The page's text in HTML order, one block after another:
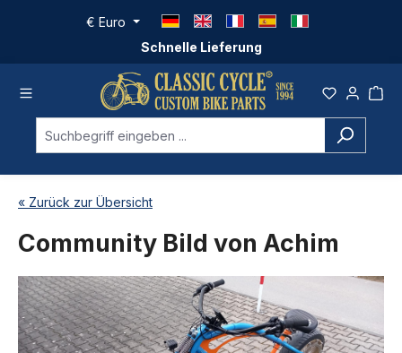
Zum Hauptinhalt springen
Schnelle Lieferung
€ Euro
« Zurück zur Übersicht
Community Bild von Achim